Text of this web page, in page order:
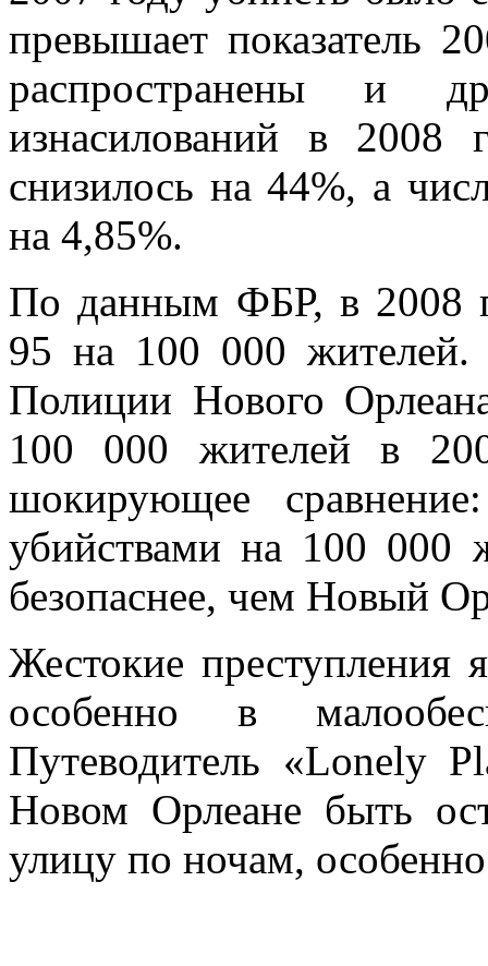
превышает показатель
распространены и
изнасилований в
снизилось на 44%, а
на 4,85%.
По данным ФБР, в 2008
95 на 100 000 жителей.
Полиции Нового
100 000 жителей в
шокирующее
убийствами на 100 000
безопаснее, чем Новый
Жестокие преступления
особенно в
Путеводитель «Lonely
Новом Орлеане быть
улицу по ночам,